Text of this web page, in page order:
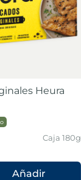
Heura
Caja 180g
Añadir